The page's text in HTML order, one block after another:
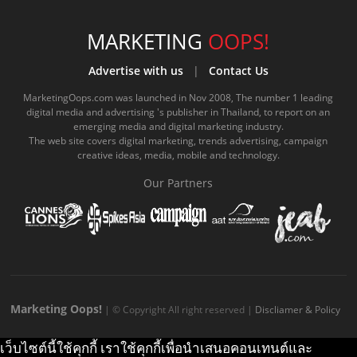
e
b
o
o
k
c
o
t
u
b
e
.
o
o
m
e
m
e
t
a
g
r
a
.
t
o
k
.
c
m
MARKETING OOPS!
Advertise with us| Contact Us
MarketingOops.com was launched in Nov 2008, The number 1 leading
digital media and advertising 's publisher in Thailand, to report on an
emerging media and digital marketing industry.
The web site covers digital marketing, trends advertising, campaign
creative ideas, media, mobile and technology.
Our Partners
Marketing Oops! | © Copyright All right reserved | Discliamer & Policy
เว็บไซต์นี้ใช้คุกกี้ เราใช้คุกกี้เพื่อนำเสนอคอนเทนต์และ